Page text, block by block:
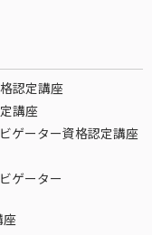
認定講座
講座
ゲーター資格認定講座
ゲーター
座